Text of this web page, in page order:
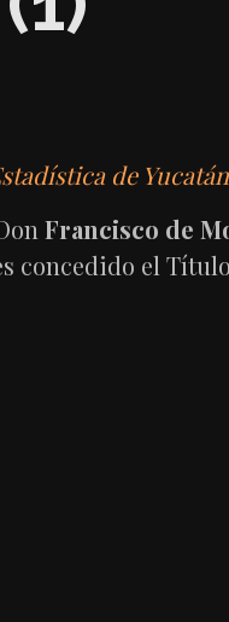
de Yucatán
Francisco de
concedido el